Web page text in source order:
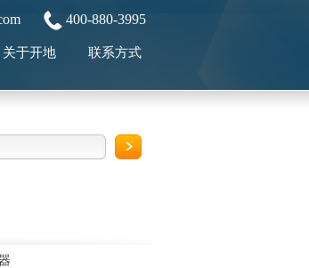
400-880-3995
关于开地 联系方式